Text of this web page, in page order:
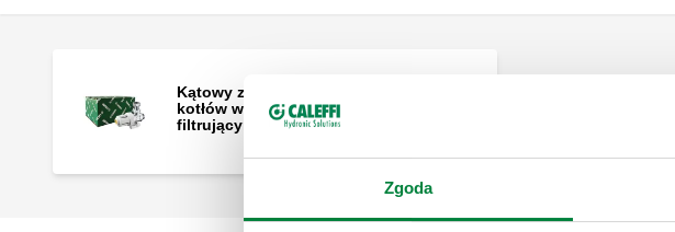
Zgoda
Kątowy zestaw podłączeniowy do
kotłów wiszących z urządzeniem
filtrującym z magnesem - Caleffi XS®.